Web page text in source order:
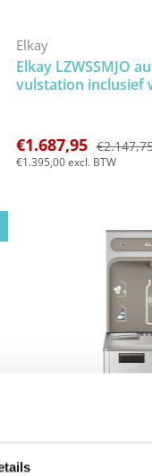
Elkay
Elkay LZWSSMJO
vulstation inclusief
€1.687,95
€1.395,00excl. BTW